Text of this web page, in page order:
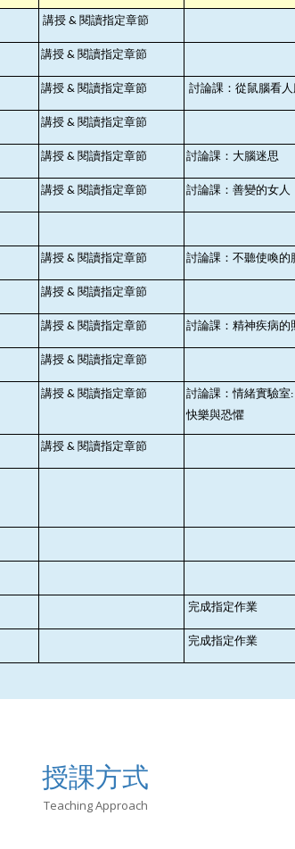
講授& 閱讀指定章節
講授& 閱讀指定章節
講授& 閱讀指定章節 討論課：從鼠腦看
講授& 閱讀指定章節
講授& 閱讀指定章節 討論課：大腦迷思
講授& 閱讀指定章節 討論課：善變的女人
講授& 閱讀指定章節 討論課：不聽使喚的
講授& 閱讀指定章節
講授& 閱讀指定章節 討論課：精神疾病的
講授& 閱讀指定章節
講授& 閱讀指定章節 討論課：情緒實驗室:
快樂與恐懼
講授& 閱讀指定章節
完成指定作業
完成指定作業
授課方式
Teaching Approach